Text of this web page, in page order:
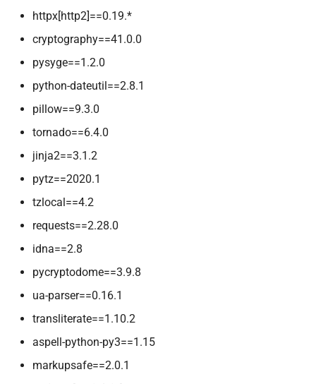
httpx[http2]==0.19.*
cryptography==41.0.0
pysyge==1.2.0
python-dateutil==2.8.1
pillow==9.3.0
tornado==6.4.0
jinja2==3.1.2
pytz==2020.1
tzlocal==4.2
requests==2.28.0
idna==2.8
pycryptodome==3.9.8
ua-parser==0.16.1
transliterate==1.10.2
aspell-python-py3==1.15
markupsafe==2.0.1